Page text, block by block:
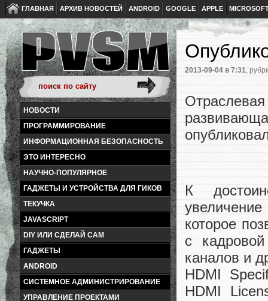
ГЛАВНАЯ АРХИВ НОВОСТЕЙ ANDROID GOOGLE APPLE
НОВОСТИ
ПРОГРАММИРОВАНИЕ
ИНФОРМАЦИОННАЯ БЕЗОПАСНОСТЬ
ЭТО ИНТЕРЕСНО
НАУЧНО-ПОПУЛЯРНОЕ
ГАДЖЕТЫ И УСТРОЙСТВА ДЛЯ ГИКОВ
ТЕКУЧКА
JAVASCRIPT
DIY ИЛИ СДЕЛАЙ САМ
ГАДЖЕТЫ
ANDROID
СИСТЕМНОЕ АДМИНИСТРИРОВАНИЕ
УПРАВЛЕНИЕ ПРОЕКТАМИ
2013-09-04 в 7:31,
К
которое
с
каналов и
HDMI
HDMI